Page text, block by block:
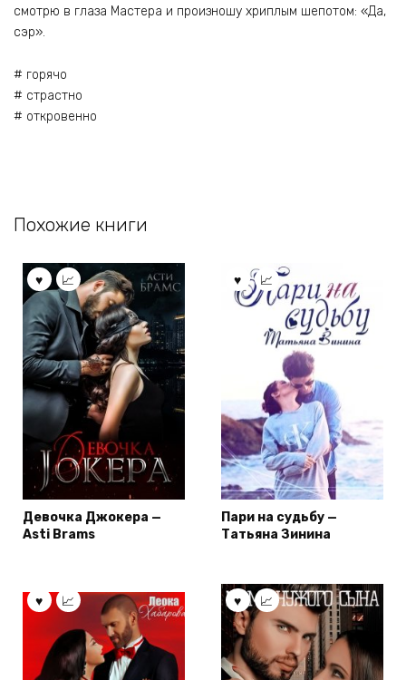
смотрю в глаза Мастера и произношу хриплым шепотом: «Да,
сэр».
# горячо
# страстно
# откровенно
Похожие книги
Девочка Джокера —
Asti Brams
Пари на судьбу —
Татьяна Зинина